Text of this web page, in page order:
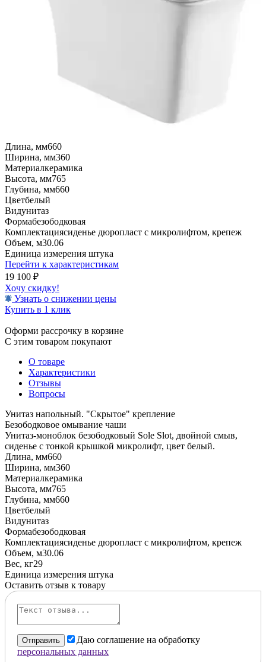
Длина, мм660
Ширина, мм360
Материалкерамика
Высота, мм765
Глубина, мм660
Цветбелый
Видунитаз
Формабезободковая
Комплектациясиденье дюропласт с микролифтом, крепеж
Объем, м30.06
Единица измерения штука
Перейти к характеристикам
19 100 ₽
Хочу скидку!
Узнать о снижении цены
Купить в 1 клик
Оформи рассрочку в корзине
С этим товаром покупают
О товаре
Характеристики
Отзывы
Вопросы
Унитаз напольный. "Скрытое" крепление
Безободковое омывание чаши
Унитаз-моноблок безободковый Sole Slot, двойной смыв,
сиденье с тонкой крышкой микролифт, цвет белый.
Длина, мм660
Ширина, мм360
Материалкерамика
Высота, мм765
Глубина, мм660
Цветбелый
Видунитаз
Формабезободковая
Комплектациясиденье дюропласт с микролифтом, крепеж
Объем, м30.06
Вес, кг29
Единица измерения штука
Оставить отзыв к товару
Отправить
Даю соглашение на обработку
персональных данных